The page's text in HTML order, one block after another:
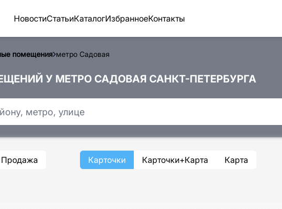
НовостиСтатьиКаталогИзбранноеКонтакты
помещения метро Садовая
У МЕТРО САДОВАЯ САНКТ-ПЕТЕРБУРГА
Продажа Карточки Карточки+Карта Карта